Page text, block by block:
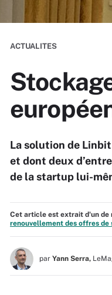
ACTUALITES
La solution de
et dont deux
de la startup lui-
Cet article est extrait d'un de
renouvellement des offres de
par Yann Serra,